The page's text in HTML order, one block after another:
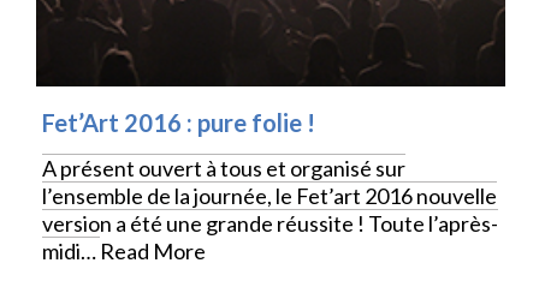
Fet’Art 2016 : pure folie !
A présent ouvert à tous et organisé sur
l’ensemble de la journée, le Fet’art 2016 nouvelle
version a été une grande réussite ! Toute l’après-
midi… Read More